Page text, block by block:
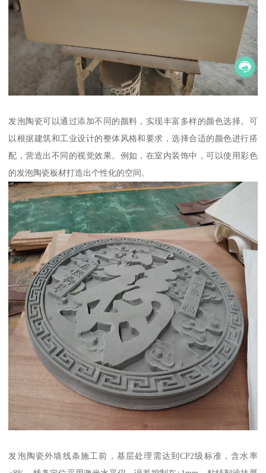
发泡陶瓷可以通过添加不同的颜料，实现丰富多样的颜色选择。可
以根据建筑和工业设计的整体风格和要求，选择合适的颜色进行搭
配，营造出不同的视觉效果。例如，在室内装饰中，可以使用彩色
的发泡陶瓷板材打造出个性化的空间。
发泡陶瓷外墙线条施工前，基层处理需达到CP2级标准，含水率